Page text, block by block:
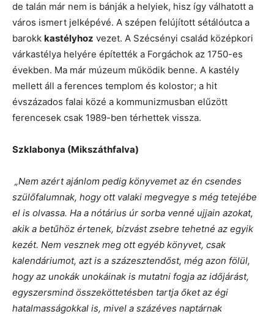
de talán már nem is bánják a helyiek, hisz így válhatott a
város ismert jelképévé. A szépen felújított sétálóutca a
barokk kastélyhoz vezet. A Szécsényi család középkori
várkastélya helyére építették a Forgáchok az 1750-es
években. Ma már múzeum működik benne. A kastély
mellett áll a ferences templom és kolostor; a hit
évszázados falai közé a kommunizmusban elűzött
ferencesek csak 1989-ben térhettek vissza.
Szklabonya (Mikszáthfalva)
„Nem azért ajánlom pedig könyvemet az én csendes
szülőfalumnak, hogy ott valaki megvegye s még tetejébe
el is olvassa. Ha a nótárius úr sorba venné ujjain azokat,
akik a betűhöz értenek, bízvást zsebre tehetné az egyik
kezét. Nem vesznek meg ott egyéb könyvet, csak
kalendáriumot, azt is a százesztendőst, még azon fölül,
hogy az unokák unokáinak is mutatni fogja az időjárást,
egyszersmind összeköttetésben tartja őket az égi
hatalmasságokkal is, mivel a százéves naptárnak